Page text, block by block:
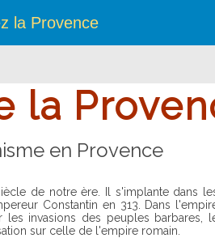
la Provence
la
en Provence
Constantin en 313. Dans
invasions des peuples barbares,
sur celle de l'empire romain.